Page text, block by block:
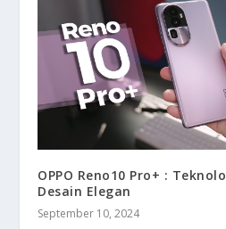
OPPO Reno10 Pro+ :
Desain Elegan
September 10, 2024